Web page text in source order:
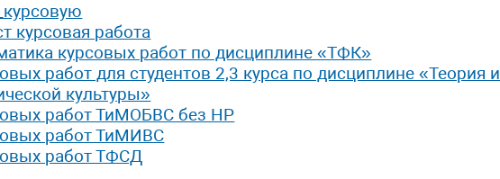
курсовая работа
курсовых работ по дисциплине «ТФК»
работ для студентов 2,3 курса по дисциплине «Теория и
культуры»
работ ТиМОБВС без НР
работ ТиМИВС
работ ТФСД